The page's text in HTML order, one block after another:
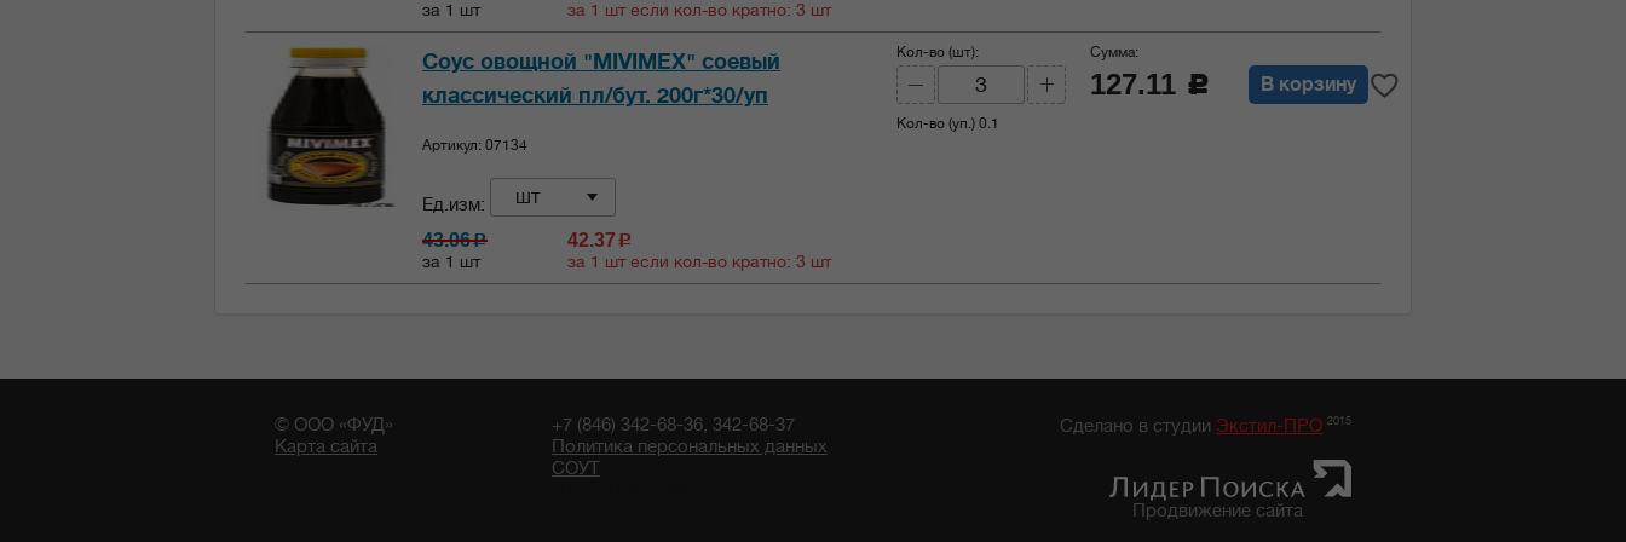
за 1 шт за 1 шт если кол-во кратно: 3 шт
Соус овощной "MIVIMEX" соевый
классический пл/бут. 200г*30/уп
Артикул: 07134
Ед.изм: шт
43.06c
за 1 шт
42.37 c
за 1 шт если кол-во кратно: 3 шт
Кол-во (шт):
Кол-во (уп.) 0.1
Сумма:
127.11 c В корзину
© ООО «ФУД»
Карта сайта
+7 (846) 342-68-36, 342-68-37
Политика персональных данных
СОУТ
Сделано в студии Экстил-ПРО 2015
Продвижение сайта